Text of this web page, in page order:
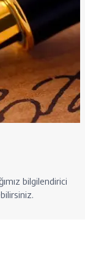
bilgilendirici